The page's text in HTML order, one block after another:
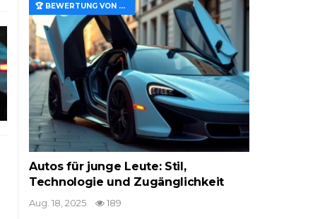
🏆 BEWERTUNG VON MERKMALEN UND WERT
Autos für junge Leute: Stil,
Technologie und Zugänglichkeit
Aug. 18, 2025 189